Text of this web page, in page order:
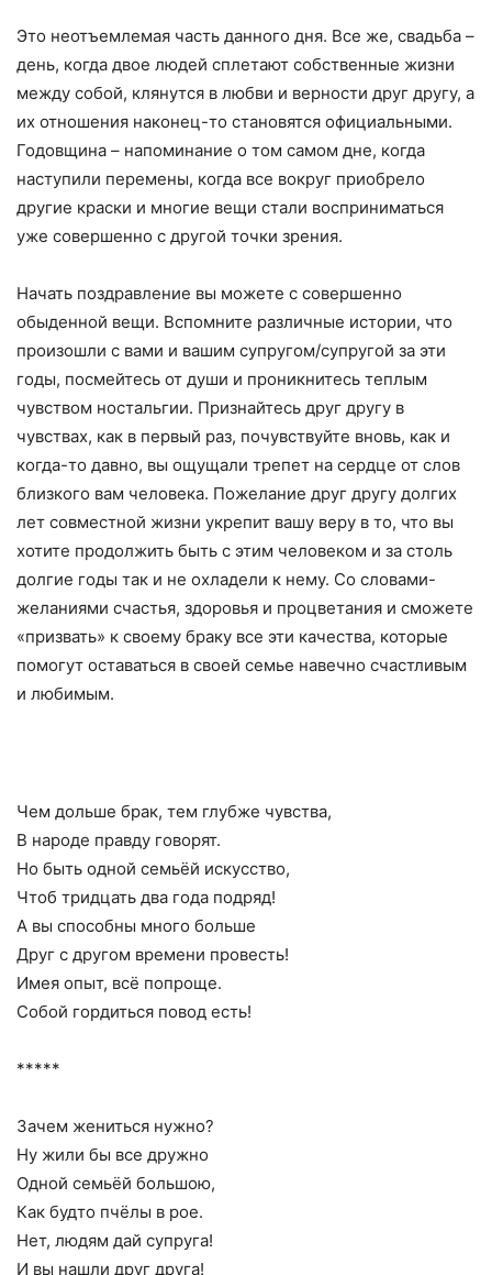
Это неотъемлемая часть данного дня. Все же, свадьба –
день, когда двое людей сплетают собственные жизни
между собой, клянутся в любви и верности друг другу, а
их отношения наконец-то становятся официальными.
Годовщина – напоминание о том самом дне, когда
наступили перемены, когда все вокруг приобрело
другие краски и многие вещи стали восприниматься
уже совершенно с другой точки зрения.
Начать поздравление вы можете с совершенно
обыденной вещи. Вспомните различные истории, что
произошли с вами и вашим супругом/супругой за эти
годы, посмейтесь от души и проникнитесь теплым
чувством ностальгии. Признайтесь друг другу в
чувствах, как в первый раз, почувствуйте вновь, как и
когда-то давно, вы ощущали трепет на сердце от слов
близкого вам человека. Пожелание друг другу долгих
лет совместной жизни укрепит вашу веру в то, что вы
хотите продолжить быть с этим человеком и за столь
долгие годы так и не охладели к нему. Со словами-
желаниями счастья, здоровья и процветания и сможете
«призвать» к своему браку все эти качества, которые
помогут оставаться в своей семье навечно счастливым
и любимым.
Чем дольше брак, тем глубже чувства,
В народе правду говорят.
Но быть одной семьёй искусство,
Чтоб тридцать два года подряд!
А вы способны много больше
Друг с другом времени провесть!
Имея опыт, всё попроще.
Собой гордиться повод есть!
*****
Зачем жениться нужно?
Ну жили бы все дружно
Одной семьёй большою,
Как будто пчёлы в рое.
Нет, людям дай супруга!
И вы нашли друг друга!